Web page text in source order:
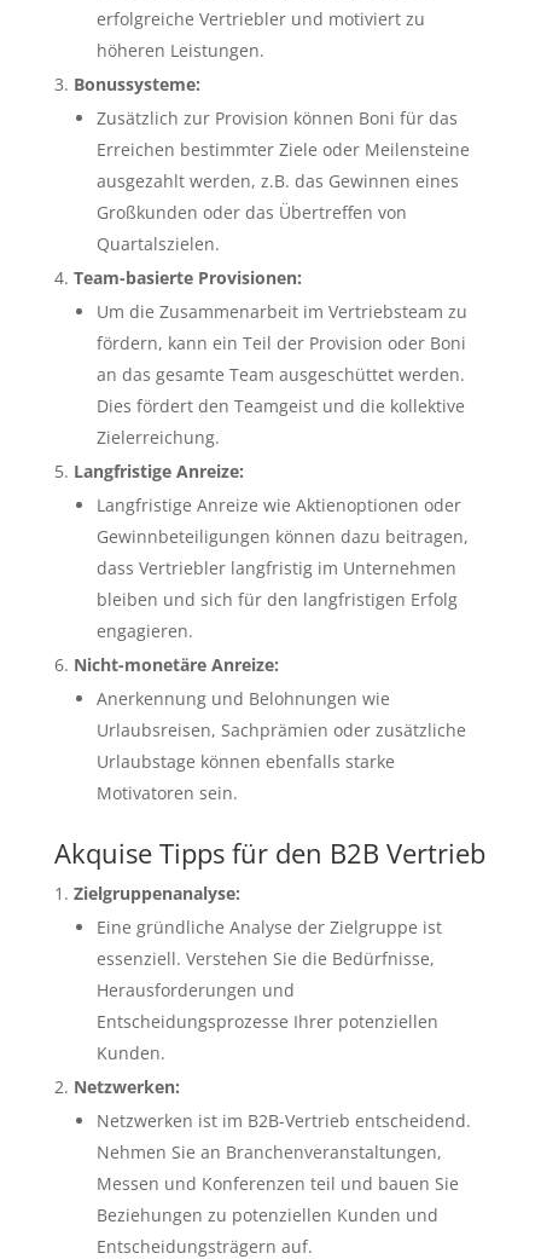
erfolgreiche Vertriebler und motiviert zu
höheren Leistungen.
Bonussysteme:
Zusätzlich zur Provision können Boni für das
Erreichen bestimmter Ziele oder Meilensteine
ausgezahlt werden, z.B. das Gewinnen eines
Großkunden oder das Übertreffen von
Quartalszielen.
Team-basierte Provisionen:
Um die Zusammenarbeit im Vertriebsteam zu
fördern, kann ein Teil der Provision oder Boni
an das gesamte Team ausgeschüttet werden.
Dies fördert den Teamgeist und die kollektive
Zielerreichung.
Langfristige Anreize:
Langfristige Anreize wie Aktienoptionen oder
Gewinnbeteiligungen können dazu beitragen,
dass Vertriebler langfristig im Unternehmen
bleiben und sich für den langfristigen Erfolg
engagieren.
Nicht-monetäre Anreize:
Anerkennung und Belohnungen wie
Urlaubsreisen, Sachprämien oder zusätzliche
Urlaubstage können ebenfalls starke
Motivatoren sein.
Akquise Tipps für den B2B Vertrieb
Zielgruppenanalyse:
Eine gründliche Analyse der Zielgruppe ist
essenziell. Verstehen Sie die Bedürfnisse,
Herausforderungen und
Entscheidungsprozesse Ihrer potenziellen
Kunden.
Netzwerken:
Netzwerken ist im B2B-Vertrieb entscheidend.
Nehmen Sie an Branchenveranstaltungen,
Messen und Konferenzen teil und bauen Sie
Beziehungen zu potenziellen Kunden und
Entscheidungsträgern auf.